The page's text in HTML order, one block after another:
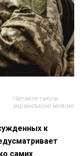
Читайте також
українською мовою
к
самих